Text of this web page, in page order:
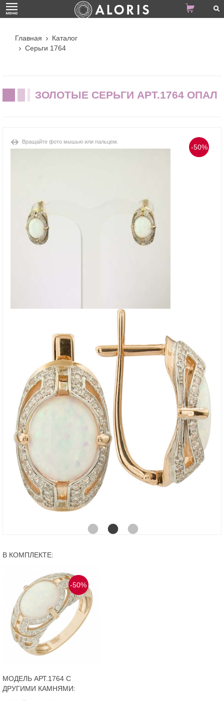
Главная
Каталог
Серьги 1764
ЗОЛОТЫЕ СЕРЬГИ АРТ.1764 ОПАЛ
-50%
Вращайте фото мышью или пальцем.
В КОМПЛЕКТЕ:
-50%
МОДЕЛЬ АРТ.1764 С
ДРУГИМИ КАМНЯМИ: